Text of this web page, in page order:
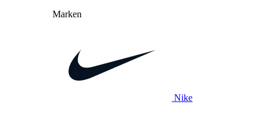
Marken
Nike